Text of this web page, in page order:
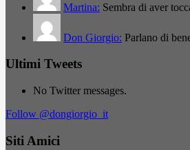
Martina: Sembra di aver
Don Giorgio: Parlano di
Ultimi Tweets
No Twitter messages.
Follow @dongiorgio_it
Siti Amici